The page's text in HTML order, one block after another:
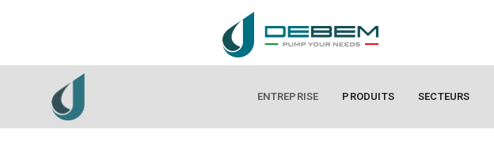
ENTREPRISE PRODUITS SECTEURS